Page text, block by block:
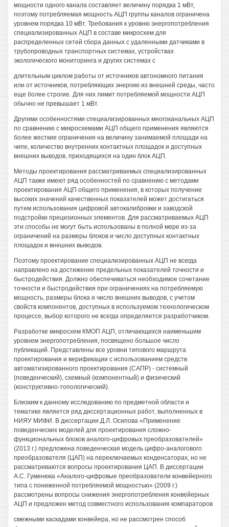
мощности одного канала составляет величину порядка 1 мВт,
поэтому потребляемая мощность АЦП группы каналов ограничена
уровнем порядка 10 мВт. Требования к уровню энергопотребления
специализированных АЦП в составе микросхем для
распределенных сетей сбора данных с удаленными датчиками в
трубопроводных транспортных системах, устройствах
экологического мониторинга и других системах с
длительным циклом работы от источников автономного питания
или от источников, потребляющих энергию из внешней среды, часто
еще более строгие. Для них лимит потребляемой мощности АЦП
обычно не превышает 1 мВт.
Другими особенностями специализированных многоканальных АЦП
по сравнению с микросхемами АЦП общего применения являются
более жесткие ограничения на величину занимаемой площади на
чипе, количество внутренних контактных площадок и доступных
внешних выводов, приходящихся на один блок АЦП.
Методы проектирования рассматриваемых специализированных
АЦП также имеют ряд особенностей по сравнению с методами
проектирования АЦП общего применения, в которых получение
высоких значений качественных показателей может достигаться
путем использования цифровой автокалибровки и заводской
подстройки прецизионных элементов. Для рассматриваемых АЦП
эти способы не могут быть использованы в полной мере из-за
ограничений на размеры блоков и число доступных контактных
площадок и внешних выводов.
Поэтому проектирование специализированных АЦП не всегда
направлено на достижение предельных показателей точности и
быстродействия. Должно обеспечиваться необходимое сочетание
точности и быстродействия при ограничениях на потребляемую
мощность, размеры блока и число внешних выводов, с учетом
свойств компонентов, доступных в используемом технологическом
процессе, выбор которого не всегда определяется разработчиком.
Разработке микросхем КМОП АЦП, отличающихся наименьшим
уровнем энергопотребления, посвящено большое число
публикаций. Представлены все уровни типового маршрута
проектирования и верификации с использованием средств
автоматизированного проектирования (САПР) - системный
(поведенческий), схемный (компонентный) и физический
(конструктивно-топологический).
Близким к данному исследованию по предметной области и
тематике является ряд диссертационных работ, выполненных в
НИЯУ МИФИ. В диссертации Д.Л. Осипова «Применение
поведенческих моделей для проектирования сложно-
функциональных блоков аналого-цифровых преобразователей»
(2013 г.) предложена поведенческая модель цифро-аналогового
преобразователя (ЦАП) на переключаемых конденсаторах, но не
рассматриваются вопросы проектирования ЦАП. В диссертации
A.C. Гуменюка «Аналого-цифровые преобразователи конвейерного
типа с пониженной потребляемой мощностью» (2009 г.)
рассмотрены вопросы снижения энергопотребления конвейерных
АЦП и предложен метод совместного использования компараторов
смежными каскадами конвейера, но не рассмотрен способ